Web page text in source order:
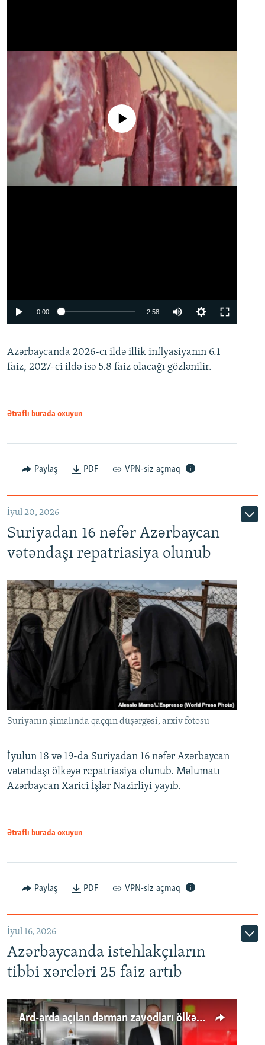
Auto
No media source currently available
0:00 2:58
360p
480p
Azərbaycanda 2026-cı ildə illik inflyasiyanın 6.1
faiz, 2027-ci ildə isə 5.8 faiz olacağı gözlənilir.
Ətraflı burada oxuyun
Paylaş PDF VPN-siz açmaq
İyul 20, 2026
Suriyadan 16 nəfər Azərbaycan
vətəndaşı repatriasiya olunub
Suriyanın şimalında qaçqın düşərgəsi, arxiv fotosu
İyulun 18 və 19-da Suriyadan 16 nəfər Azərbaycan
vətəndaşı ölkəyə repatriasiya olunub. Məlumatı
Azərbaycan Xarici İşlər Nazirliyi yayıb.
Ətraflı burada oxuyun
Paylaş PDF VPN-siz açmaq
İyul 16, 2026
Azərbaycanda istehlakçıların
tibbi xərcləri 25 faiz artıb
Ard-arda açılan dərman zavodları ölkənin tələbatını ödəyirmi?